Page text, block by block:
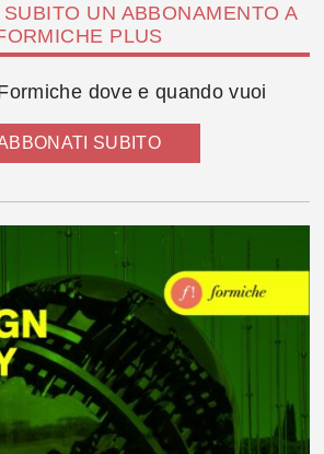
UN ABBONAMENTO A
PLUS
dove e quando vuoi
SUBITO